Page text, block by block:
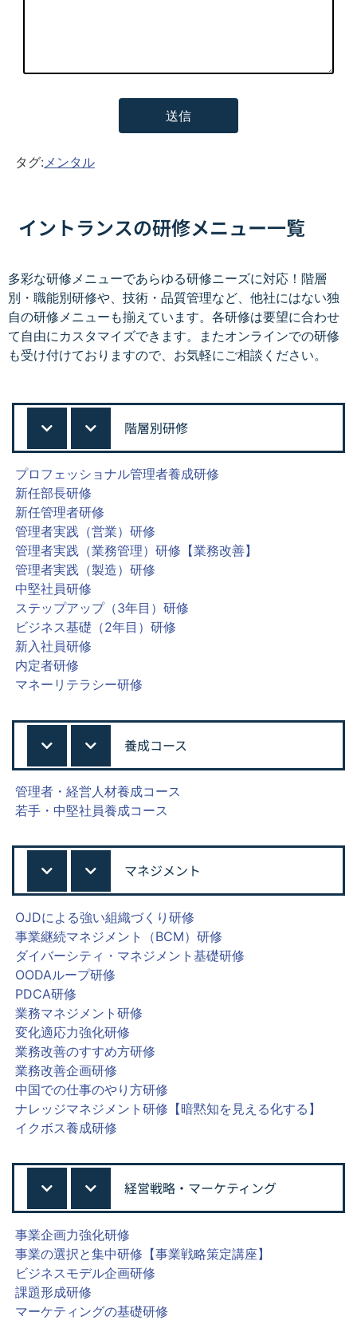
タグ:メンタル
イントランスの研修メニュー一覧
多彩な研修メニューであらゆる研修ニーズに対応！階層
別・職能別研修や、技術・品質管理など、他社にはない独
自の研修メニューも揃えています。各研修は要望に合わせ
て自由にカスタマイズできます。またオンラインでの研修
も受け付けておりますので、お気軽にご相談ください。
階層別研修
プロフェッショナル管理者養成研修
新任部長研修
新任管理者研修
管理者実践（営業）研修
管理者実践（業務管理）研修【業務改善】
管理者実践（製造）研修
中堅社員研修
ステップアップ（3年目）研修
ビジネス基礎（2年目）研修
新入社員研修
内定者研修
マネーリテラシー研修
養成コース
管理者・経営人材養成コース
若手・中堅社員養成コース
マネジメント
OJDによる強い組織づくり研修
事業継続マネジメント（BCM）研修
ダイバーシティ・マネジメント基礎研修
OODAループ研修
PDCA研修
業務マネジメント研修
変化適応力強化研修
業務改善のすすめ方研修
業務改善企画研修
中国での仕事のやり方研修
ナレッジマネジメント研修【暗黙知を見える化する】
イクボス養成研修
経営戦略・マーケティング
事業企画力強化研修
事業の選択と集中研修【事業戦略策定講座】
ビジネスモデル企画研修
課題形成研修
マーケティングの基礎研修